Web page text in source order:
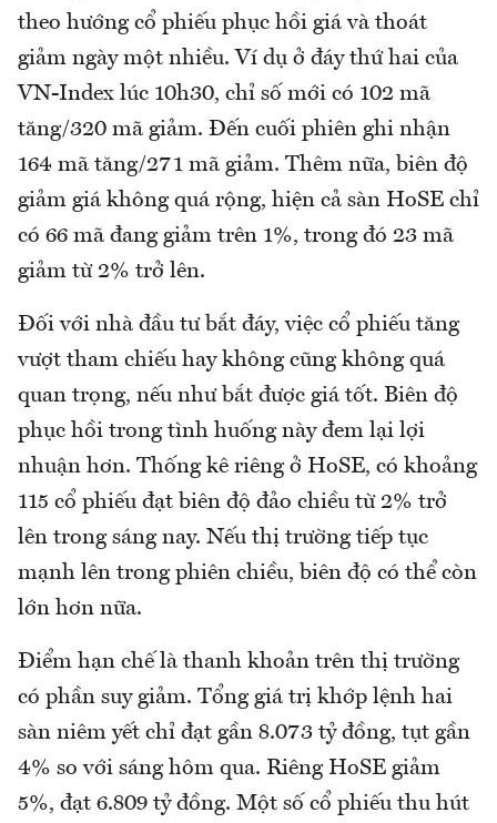
theo hướng cổ phiếu phục hồi giá và thoát
giảm ngày một nhiều. Ví dụ ở đáy thứ hai của
VN-Index lúc 10h30, chỉ số mới có 102 mã
tăng/320 mã giảm. Đến cuối phiên ghi nhận
164 mã tăng/271 mã giảm. Thêm nữa, biên độ
giảm giá không quá rộng, hiện cả sàn HoSE chỉ
có 66 mã đang giảm trên 1%, trong đó 23 mã
giảm từ 2% trở lên.
Đối với nhà đầu tư bắt đáy, việc cổ phiếu tăng
vượt tham chiếu hay không cũng không quá
quan trọng, nếu như bắt được giá tốt. Biên độ
phục hồi trong tình huống này đem lại lợi
nhuận hơn. Thống kê riêng ở HoSE, có khoảng
115 cổ phiếu đạt biên độ đảo chiều từ 2% trở
lên trong sáng nay. Nếu thị trường tiếp tục
mạnh lên trong phiên chiều, biên độ có thể còn
lớn hơn nữa.
Điểm hạn chế là thanh khoản trên thị trường
có phần suy giảm. Tổng giá trị khớp lệnh hai
sàn niêm yết chỉ đạt gần 8.073 tỷ đồng, tụt gần
4% so với sáng hôm qua. Riêng HoSE giảm
5%, đạt 6.809 tỷ đồng. Một số cổ phiếu thu hút